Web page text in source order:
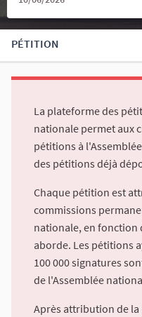
PÉTITION
La plateforme des
nationale permet aux
pétitions à
des pétitions déjà
Chaque pétition est
commissions
nationale, en fonction
aborde. Les pétitions
100 000 signatures
de l'Assemblée
Après attribution de